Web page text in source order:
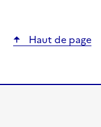
Haut de page